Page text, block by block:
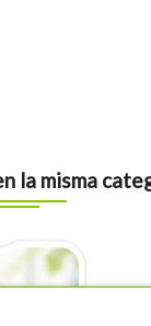
la misma